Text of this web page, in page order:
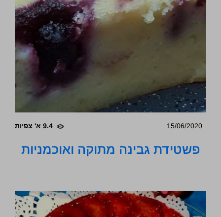
15/06/2020 9.4 א' צפיות
פשטידת גבינה מתוקה ואוכמניות